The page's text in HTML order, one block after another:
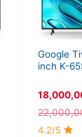
Google
inch K-
4.2/5